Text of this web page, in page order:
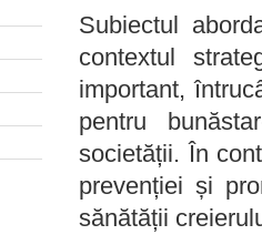
Subiectul
contextul
important,
pentru
societății. În
prevenției și
sănătății